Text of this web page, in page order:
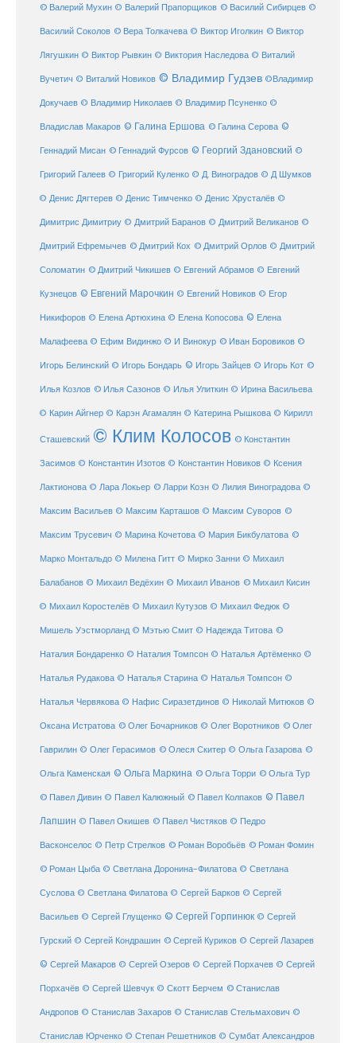
© Валерий Мухин © Валерий Прапорщиков © Василий Сибирцев ©
Василий Соколов © Вера Толкачева © Виктор Иголкин © Виктор
Лягушкин © Виктор Рывкин © Виктория Наследова © Виталий
Вучетич © Виталий Новиков © Владимир Гудзев ©Владимир
Докучаев © Владимир Николаев © Владимир Псуненко ©
Владислав Макаров © Галина Ершова © Галина Серова ©
Геннадий Мисан © Геннадий Фурсов © Георгий Здановский ©
Григорий Галеев © Григорий Куленко © Д. Виноградов © Д Шумков
© Денис Дягтерев © Денис Тимченко © Денис Хрусталёв ©
Димитрис Димитриу © Дмитрий Баранов © Дмитрий Великанов ©
Дмитрий Ефремычев © Дмитрий Кох © Дмитрий Орлов © Дмитрий
Соломатин © Дмитрий Чикишев © Евгений Абрамов © Евгений
Кузнецов © Евгений Марочкин © Евгений Новиков © Егор
Никифоров © Елена Артюхина © Елена Копосова © Елена
Малафеева © Ефим Видинжо © И Винокур © Иван Боровиков ©
Игорь Белинский © Игорь Бондарь © Игорь Зайцев © Игорь Кот ©
Илья Козлов © Илья Сазонов © Илья Улиткин © Ирина Васильева
© Карин Айгнер © Карэн Агамалян © Катерина Рышкова © Кирилл
Сташевский © Клим Колосов © Константин
Засимов © Константин Изотов © Константин Новиков © Ксения
Лактионова © Лара Локьер © Ларри Коэн © Лилия Виноградова ©
Максим Васильев © Максим Карташов © Максим Суворов ©
Максим Трусевич © Марина Кочетова © Мария Бикбулатова ©
Марко Монтальдо © Милена Гитт © Мирко Занни © Михаил
Балабанов © Михаил Ведёхин © Михаил Иванов © Михаил Кисин
© Михаил Коростелёв © Михаил Кутузов © Михаил Федюк ©
Мишель Уэстморланд © Мэтью Смит © Надежда Титова ©
Наталия Бондаренко © Наталия Томпсон © Наталья Артёменко ©
Наталья Рудакова © Наталья Старина © Наталья Томпсон ©
Наталья Червякова © Нафис Сиразетдинов © Николай Митюков ©
Оксана Истратова © Олег Бочарников © Олег Воротников © Олег
Гаврилин © Олег Герасимов © Олеся Скитер © Ольга Газарова ©
Ольга Каменская © Ольга Маркина © Ольга Торри © Ольга Тур
© Павел Дивин © Павел Калюжный © Павел Колпаков © Павел
Лапшин © Павел Окишев © Павел Чистяков © Педро
Васконселос © Петр Стрелков © Роман Воробьёв © Роман Фомин
© Роман Цыба © Светлана Доронина-Филатова © Светлана
Суслова © Светлана Филатова © Сергей Барков © Сергей
Васильев © Сергей Глущенко © Сергей Горпинюк © Сергей
Гурский © Сергей Кондрашин © Сергей Куриков © Сергей Лазарев
© Сергей Макаров © Сергей Озеров © Сергей Порхачев © Сергей
Порхачёв © Сергей Шевчук © Скотт Берчем © Станислав
Андропов © Станислав Захаров © Станислав Стельмахович ©
Станислав Юрченко © Степан Решетников © Сумбат Александров